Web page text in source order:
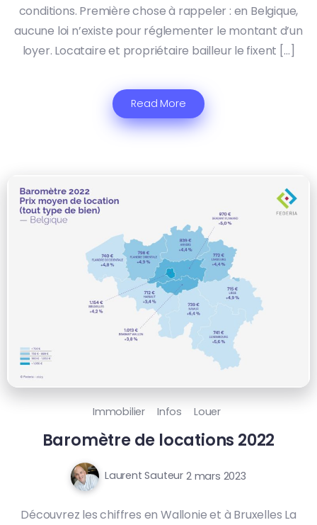
conditions. Première chose à rappeler : en Belgique,
aucune loi n’existe pour réglementer le montant d’un
loyer. Locataire et propriétaire bailleur le fixent […]
Read More
Immobilier Infos Louer
Baromètre de locations 2022
Laurent Sauteur 2 mars 2023
Découvrez les chiffres en Wallonie et à Bruxelles La